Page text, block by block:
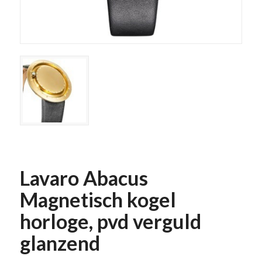
Lavaro Abacus
Magnetisch kogel
horloge, pvd verguld
glanzend